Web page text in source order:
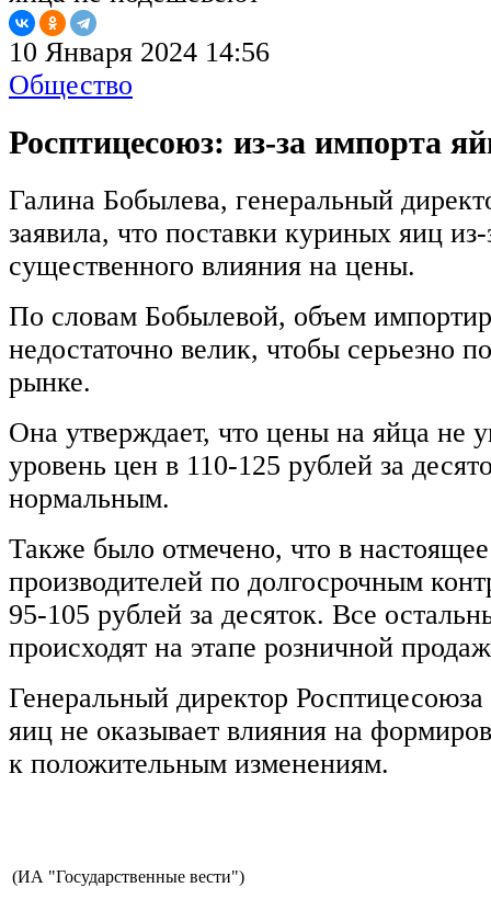
10 Января 2024 14:56
Общество
Росптицесоюз: из-за импорта
Галина Бобылева, генеральный
заявила, что поставки куриных яиц
существенного влияния на цены.
По словам Бобылевой, объем
недостаточно велик, чтобы серьезно
рынке.
Она утверждает, что цены на яйца не
уровень цен в 110-125 рублей за
нормальным.
Также было отмечено, что в
производителей по долгосрочным
95-105 рублей за десяток. Все
происходят на этапе розничной
Генеральный директор
яиц не оказывает влияния на
к положительным изменениям.
(ИА "Государственные вести")